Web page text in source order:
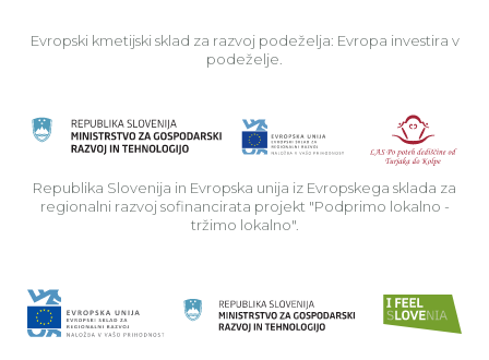
Evropski kmetijski sklad za razvoj podeželja: Evropa investira v
podeželje.
Republika Slovenija in Evropska unija iz Evropskega sklada za
regionalni razvoj sofinancirata projekt "Podprimo lokalno -
tržimo lokalno".